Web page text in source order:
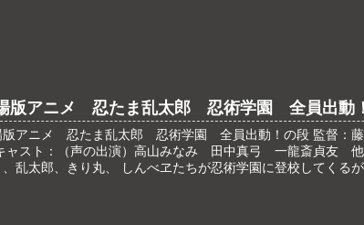
版アニメ 忍たま乱太郎 忍術学園 全員出動
版アニメ 忍たま乱太郎 忍術学園 全員出動！の段 監督：
ャスト：（声の出演）高山みなみ 田中真弓 一龍斎貞友 他
、乱太郎、きり丸、 しんべヱたちが忍術学園に登校してくるが